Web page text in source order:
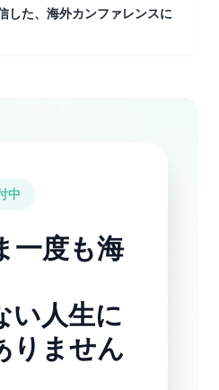
た、海外カンファレンスに
中
一度も海
い人生に
りません